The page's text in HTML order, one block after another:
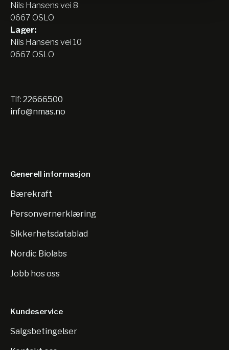
Nils Hansens vei 8
0667 OSLO
Lager:
Nils Hansens vei 10
0667 OSLO
Tlf: 22666500
info@nmas.no
Generell informasjon
Bærekraft
Personvernerklæring
Sikkerhetsdatablad
Nordic Biolabs
Jobb hos oss
Kundeservice
Salgsbetingelser